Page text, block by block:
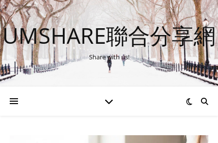
UMSHARE聯合分享網
Share with us!